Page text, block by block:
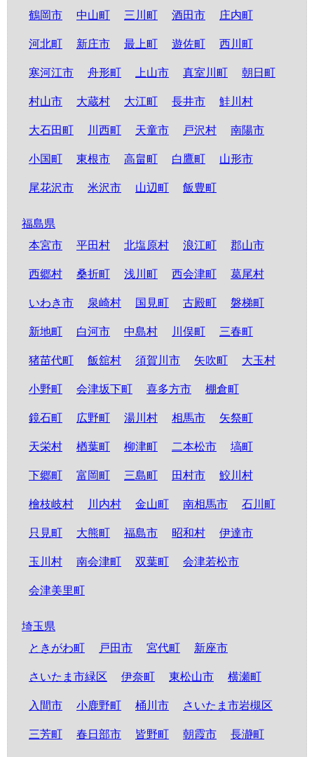
鶴岡市
中山町 三川町 酒田市 庄内町
河北町 新庄市 最上町 遊佐町 西川町
寒河江市 舟形町 上山市 真室川町 朝日町
村山市 大蔵村 大江町 長井市 鮭川村
大石田町 川西町 天童市 戸沢村 南陽市
小国町 東根市 高畠町 白鷹町 山形市
尾花沢市 米沢市 山辺町 飯豊町
福島県
本宮市
平田村 北塩原村 浪江町 郡山市
西郷村 桑折町 浅川町 西会津町 葛尾村
いわき市 泉崎村 国見町 古殿町 磐梯町
新地町 白河市 中島村 川俣町 三春町
猪苗代町 飯舘村 須賀川市 矢吹町 大玉村
小野町 会津坂下町 喜多方市 棚倉町
鏡石町 広野町 湯川村 相馬市 矢祭町
天栄村 楢葉町 柳津町 二本松市 塙町
下郷町 富岡町 三島町 田村市 鮫川村
檜枝岐村 川内村 金山町 南相馬市 石川町
只見町 大熊町 福島市 昭和村 伊達市
玉川村 南会津町 双葉町 会津若松市
会津美里町
埼玉県
ときがわ町
戸田市 宮代町 新座市
さいたま市緑区 伊奈町 東松山市 横瀬町
入間市 小鹿野町 桶川市 さいたま市岩槻区
三芳町 春日部市 皆野町 朝霞市 長瀞町